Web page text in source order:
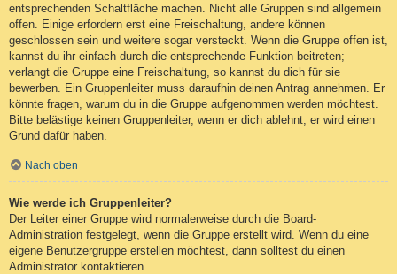
entsprechenden Schaltfläche machen. Nicht alle Gruppen sind allgemein
offen. Einige erfordern erst eine Freischaltung, andere können
geschlossen sein und weitere sogar versteckt. Wenn die Gruppe offen ist,
kannst du ihr einfach durch die entsprechende Funktion beitreten;
verlangt die Gruppe eine Freischaltung, so kannst du dich für sie
bewerben. Ein Gruppenleiter muss daraufhin deinen Antrag annehmen. Er
könnte fragen, warum du in die Gruppe aufgenommen werden möchtest.
Bitte belästige keinen Gruppenleiter, wenn er dich ablehnt, er wird einen
Grund dafür haben.
Nach oben
Wie werde ich Gruppenleiter?
Der Leiter einer Gruppe wird normalerweise durch die Board-
Administration festgelegt, wenn die Gruppe erstellt wird. Wenn du eine
eigene Benutzergruppe erstellen möchtest, dann solltest du einen
Administrator kontaktieren.